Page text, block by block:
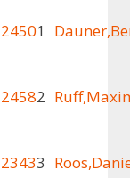
24501
24582
23433